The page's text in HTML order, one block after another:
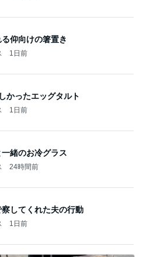
仰向けの箸置き
1日前
かったエッグタルト
1日前
緒のお冷グラス
24時間前
してくれた夫の行動
1日前